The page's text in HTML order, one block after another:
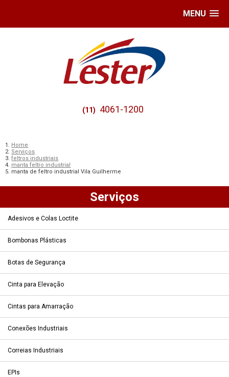
MENU
(11) 4061-1200
Home
Serviços
feltros industriais
manta feltro industrial
manta de feltro industrial Vila Guilherme
Serviços
Adesivos e Colas Loctite
Bombonas Plásticas
Botas de Segurança
Cinta para Elevação
Cintas para Amarração
Conexões Industriais
Correias Industriais
EPIs